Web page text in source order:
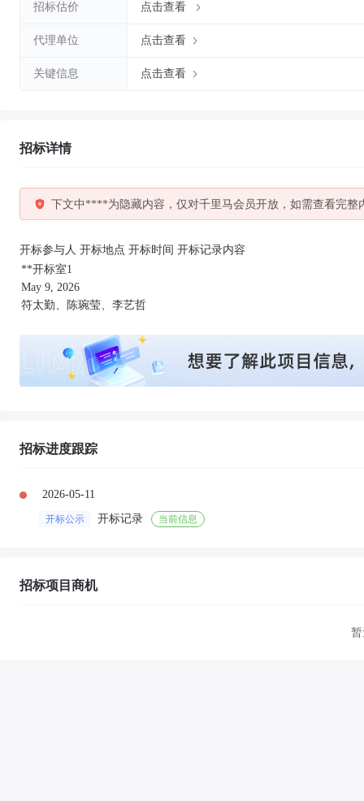
招标估价 点击查看
代理单位 点击查看
关键信息 点击查看
招标详情
下文中****为隐藏内容，仅对千里马会员开放，如需查看完整
开标参与人 开标地点 开标时间 开标记录内容
**开标室1
May 9, 2026
符太勤、陈琬莹、李艺哲
招标进度跟踪
2026-05-11
开标公示 开标记录 当前信息
招标项目商机